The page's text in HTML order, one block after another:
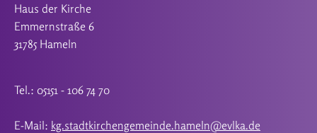
Haus der Kirche
Emmernstraße 6
31785 Hameln
Tel.: 05151 - 106 74 70
E-Mail: kg.stadtkirchengemeinde.hameln@evlka.de